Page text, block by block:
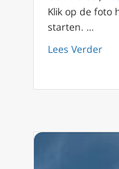
Klik op de foto
starten. …
Lees Verder